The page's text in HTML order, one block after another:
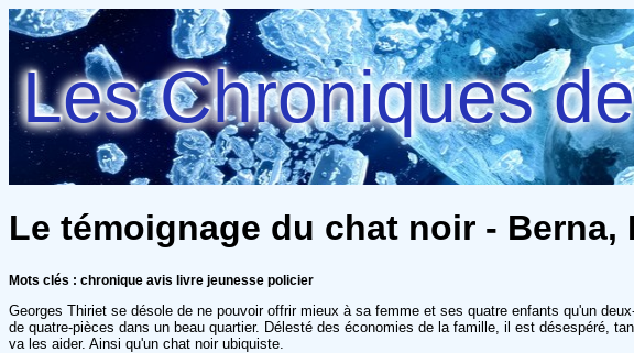
Les Chroniques
Le témoignage du chat noir - Berna,
Mots clés : chronique avis livre jeunesse policier
Georges Thiriet se désole de ne pouvoir offrir mieux à sa femme et ses quatre enfants qu'un
de quatre-pièces dans un beau quartier. Délesté des économies de la famille, il est désespéré,
va les aider. Ainsi qu'un chat noir ubiquiste.